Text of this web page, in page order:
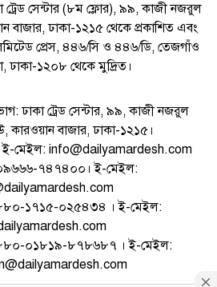
ট্রেড সেন্টার (৮ম ফ্লোর), ৯৯, কাজী নজরুল
বাজার, ঢাকা-১২১৫ থেকে প্রকাশিত এবং
প্রেস, ৪৪৬/সি ও ৪৪৬/ডি, তেজগাঁও
ঢাকা-১২০৮ থেকে মুদ্রিত।
ঢাকা ট্রেড সেন্টার, ৯৯, কাজী নজরুল
কারওয়ান বাজার, ঢাকা-১২১৫।
মেইল: info@dailyamardesh.com
০৯৬৬৬-৭৪৭৪০০। ই-মেইল:
১৭১৫-০২৫৪৩৪ । ই-মেইল:
০১৮১৯-৮৭৮৬৮৭ । ই-মেইল: